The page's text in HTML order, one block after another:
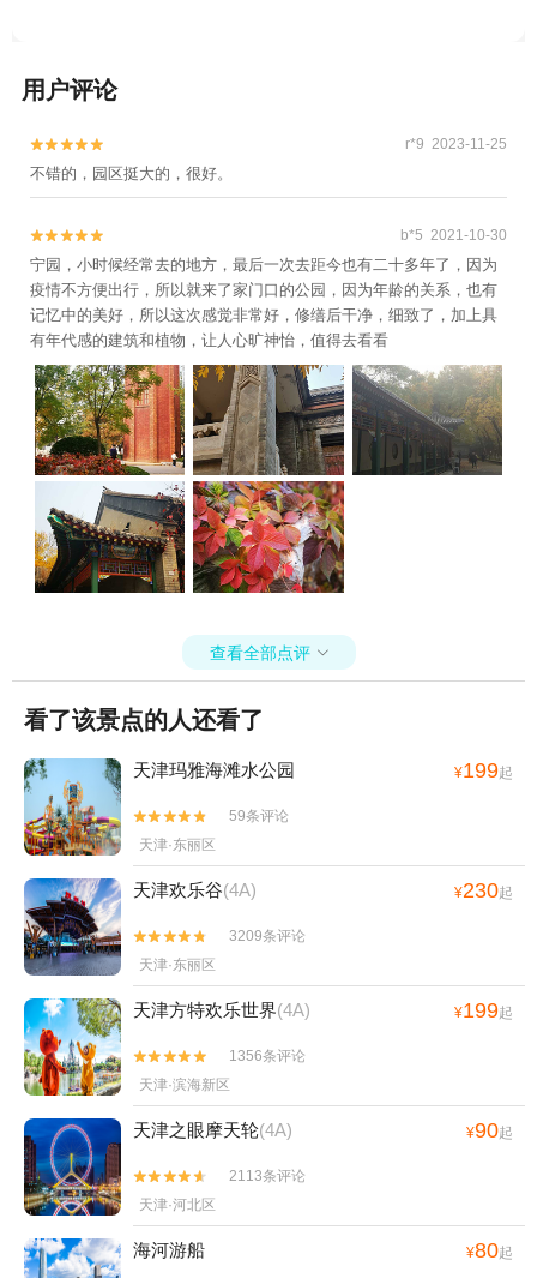
+解放北路风情区+海河1日游
用户评论

 r*9 2023-11-25
不错的，园区挺大的，很好。

 b*5 2021-10-30
宁园，小时候经常去的地方，最后一次去距今也有二十多年了，因为
疫情不方便出行，所以就来了家门口的公园，因为年龄的关系，也有
记忆中的美好，所以这次感觉非常好，修缮后干净，细致了，加上具
有年代感的建筑和植物，让人心旷神怡，值得去看看
查看全部点评 
看了该景点的人还看了
天津玛雅海滩水公园 ¥199起


59条评论
天津·东丽区
天津欢乐谷(4A) ¥230起


3209条评论
天津·东丽区
天津方特欢乐世界(4A) ¥199起


1356条评论
天津·滨海新区
天津之眼摩天轮(4A) ¥90起


2113条评论
天津·河北区
海河游船 ¥80起